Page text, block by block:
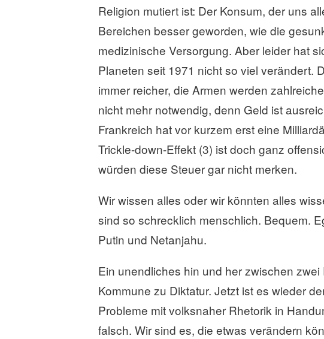
Religion mutiert ist: Der Konsum, der uns
Bereichen besser geworden, wie die
medizinische Versorgung. Aber leider hat
Planeten seit 1971 nicht so viel verändert.
immer reicher, die Armen werden
nicht mehr notwendig, denn Geld ist
Frankreich hat vor kurzem erst eine
Trickle-down-Effekt (3) ist doch ganz
würden diese Steuer gar nicht merken.
Wir wissen alles oder wir könnten alles
sind so schrecklich menschlich. Bequem.
Putin und Netanjahu.
Ein unendliches hin und her zwischen
Kommune zu Diktatur. Jetzt ist es wieder
Probleme mit volksnaher Rhetorik in
falsch. Wir sind es, die etwas verändern